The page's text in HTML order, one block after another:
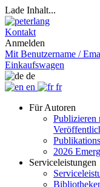
Lade Inhalt...
Kontakt
Anmelden
Mit Benutzername /
Einkaufswagen
de
en
fr
Für Autoren
Publizieren
2026
Serviceleistungen